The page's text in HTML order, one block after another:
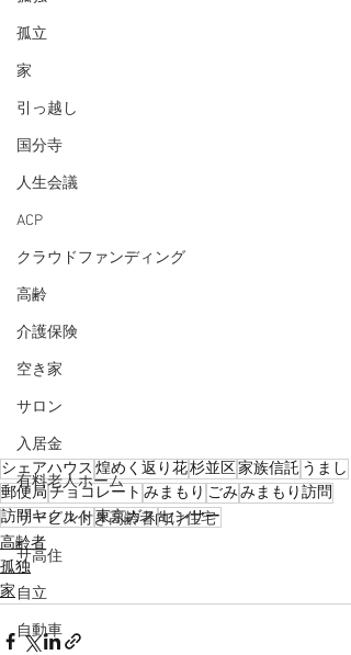
孤立
家
引っ越し
国分寺
人生会議
ACP
クラウドファンディング
高齢
介護保険
空き家
サロン
入居金
有料老人ホーム
サービス付き高齢者向け住宅
サ高住
自立
自動車
シェアハウス 煌めく返り花杉並区家族信託 うまし
郵便局チョコレート みまもり ごみみまもり訪問
訪問ヤクルト東京ガスセンサー
高齢者
孤独
家